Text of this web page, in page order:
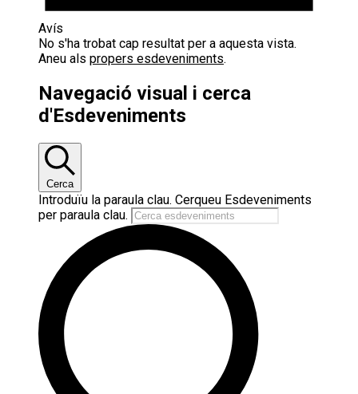
Avís
No s'ha trobat cap resultat per a aquesta vista.
Aneu als propers esdeveniments.
Navegació visual i cerca
d'Esdeveniments
Cerca
Introduïu la paraula clau. Cerqueu Esdeveniments
per paraula clau.